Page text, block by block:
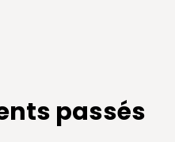
passés